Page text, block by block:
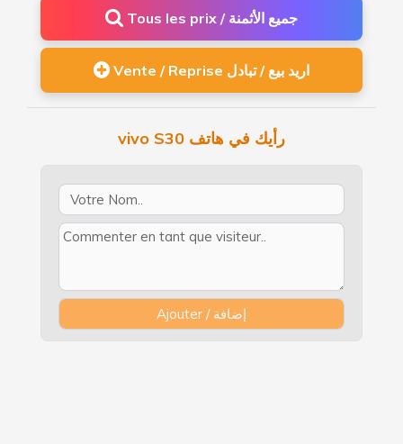
Tous les prix / جميع الأثمنة
Vente / Reprise اريد بيع / تبادل
vivo S30 رأيك في هاتف